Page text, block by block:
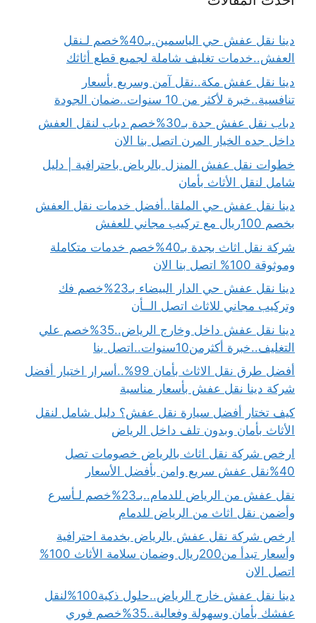
دينا نقل عفش حي الياسمين.بـ40%خصم لـنقل
العفش..خدمات تغليف شاملة لجميع قطع أثاثك
دينا نقل عفش مكة..نقل آمن وسريع بأسعار
تنافسية..خبرة لأكثر من 10 سنوات..ضمان الجودة
دباب نقل عفش جدة بـ30%خصم دباب لنقل العفش
داخل جده الخيار المرن اتصل بنا الان
خطوات نقل عفش المنزل بالرياض باحترافية | دليل
شامل لنقل الأثاث بأمان
دينا نقل عفش حي الملقا..أفضل خدمات نقل العفش
بخصم 100ريال مع تركيب مجاني للعفش
شركة نقل اثاث بجدة بـ40%خصم خدمات متكاملة
وموثوقة 100% اتصل بنا الان
دينا نقل عفش حي الدار البيضاء بـ23%خصم فك
وتركيب مجاني للاثاث اتصل الــأن
دينا نقل عفش داخل وخارج الرياض..35%خصم علي
التغليف..خبرة أكثرمن10سنوات..اتصل بنا
أفضل طرق نقل الاثاث بأمان 99%..أسرار اختيار أفضل
شركة دينا نقل عفش بأسعار مناسبة
كيف تختار أفضل سيارة نقل عفش؟ دليل شامل لنقل
الأثاث بأمان وبدون تلف داخل الرياض
ارخص شركة نقل اثاث بالرياض خصومات تصل
40%نقل عفش سريع وامن بأفضل الأسعار
نقل عفش من الرياض للدمام..بـ23%خصم لـأسرع
وأضمن نقل اثاث من الرياض للدمام
ارخص شركة نقل عفش بالرياض بخدمة احترافية
وأسعار تبدأ من200ريال وضمان سلامة الأثاث 100%
اتصل الان
دينا نقل عفش خارج الرياض..حلول ذكية100%لنقل
عفشك بأمان وسهولة وفعالية..35%خصم فوري